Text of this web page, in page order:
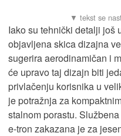
Iako su tehnički detalji još
objavljena skica dizajna
sugerira aerodinamičan i
će upravo taj dizajn biti
privlačenju korisnika u
je potražnja za
stalnom porastu.
e-tron zakazana je za